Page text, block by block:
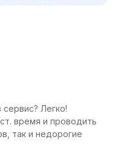
Легко!
время и проводить
так и недорогие